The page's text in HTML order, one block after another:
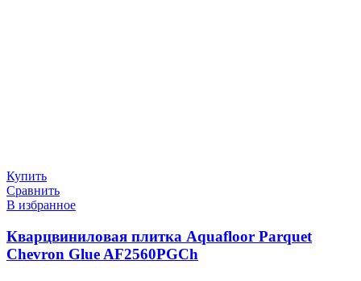
Купить
Сравнить
В избранное
Кварцвиниловая плитка Aquafloor Parquet
Chevron Glue AF2560PGCh